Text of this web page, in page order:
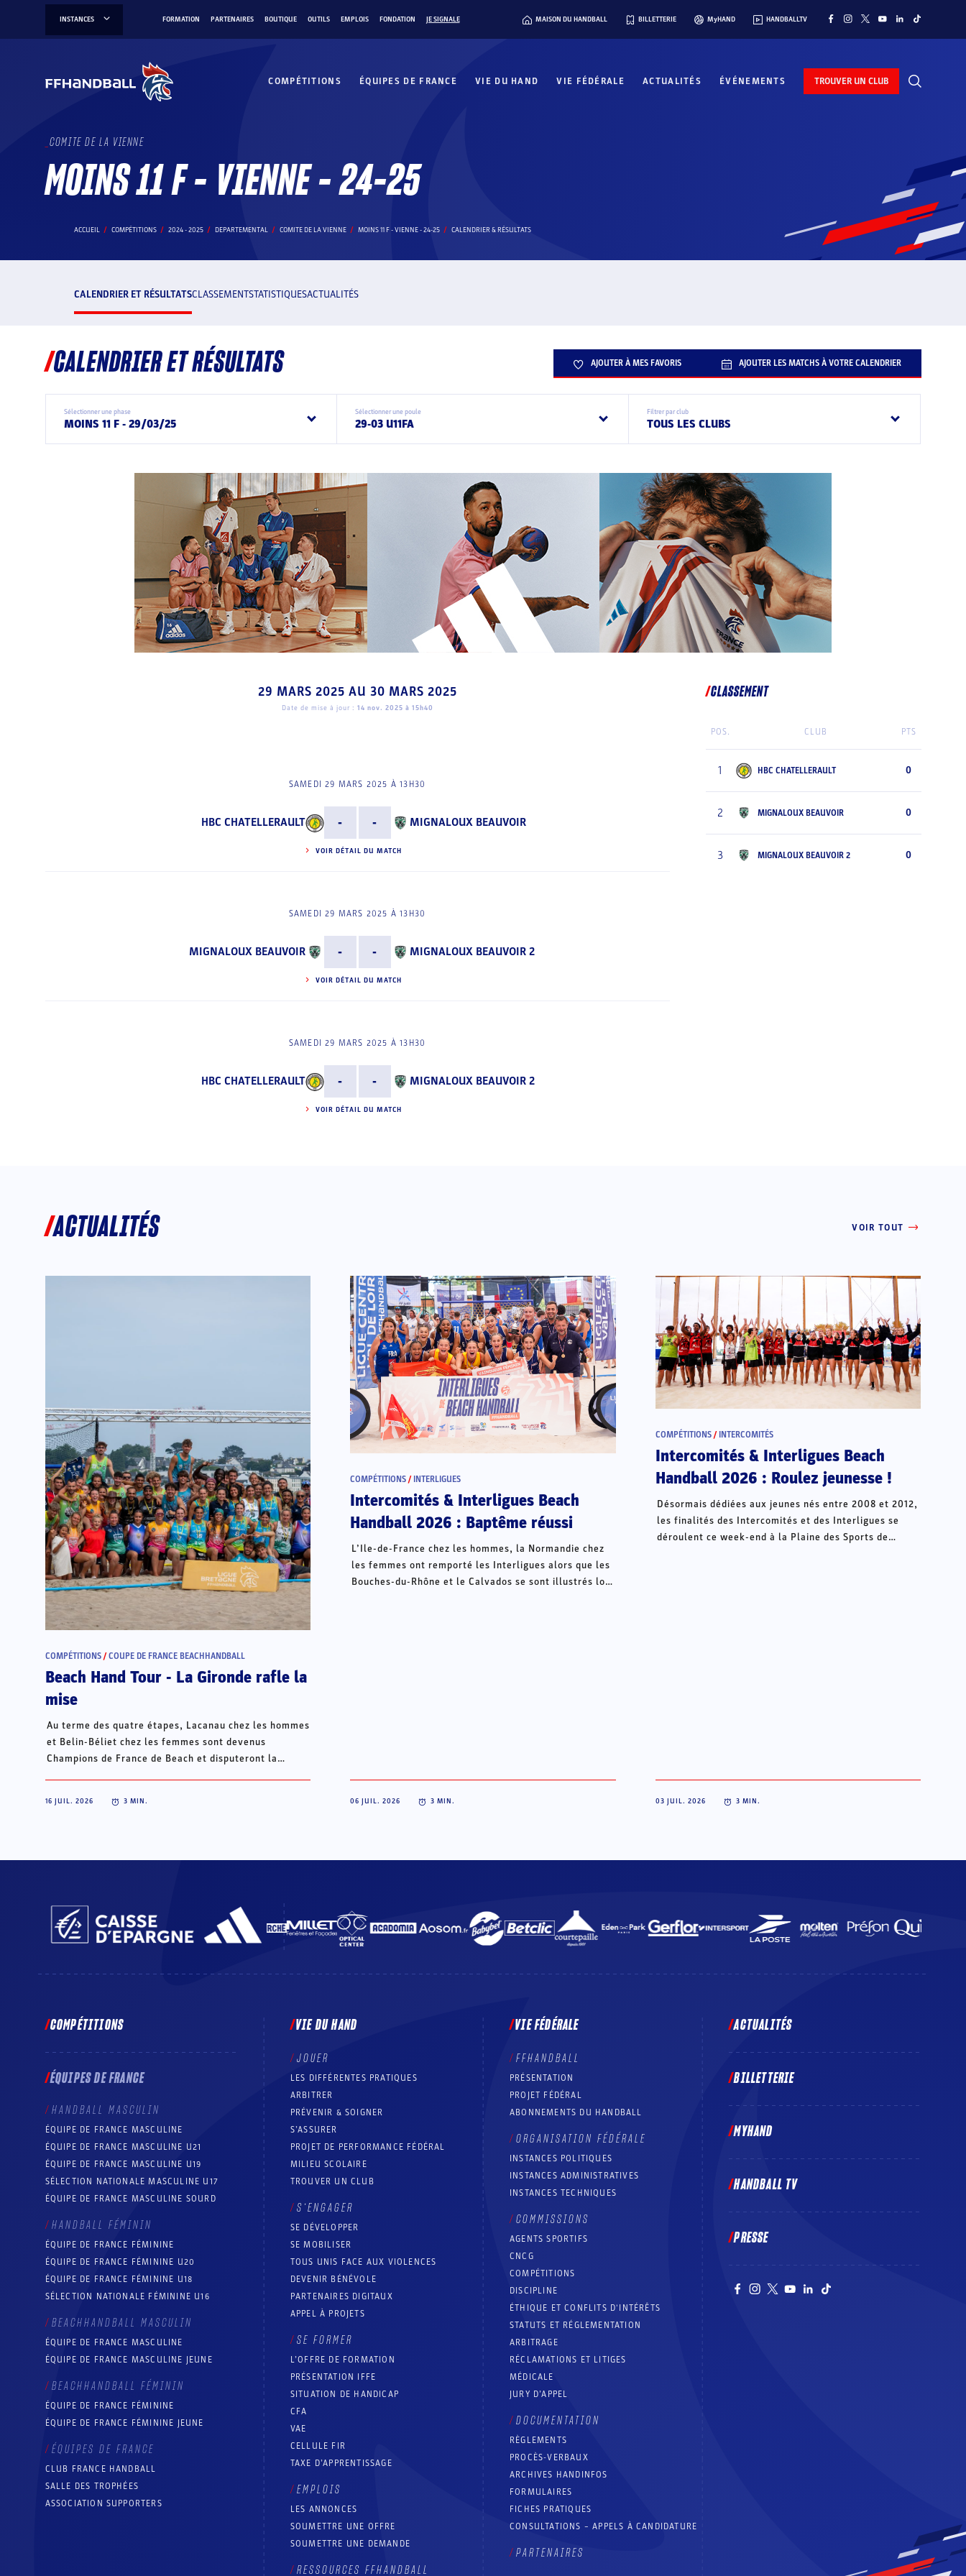
INSTANCES FORMATION PARTENAIRES BOUTIQUE OUTILS EMPLOIS FONDATION JE SIGNALE MAISON DU HANDBALL BILLETTERIE MyHAND HANDBALLTV
COMPÉTITIONS ÉQUIPES DE FRANCE VIE DU HAND VIE FÉDÉRALE ACTUALITÉS ÉVÉNEMENTS TROUVER UN CLUB
COMITE DE LA VIENNE
MOINS 11 F - VIENNE - 24-25
ACCUEIL COMPÉTITIONS 2024 - 2025 DEPARTEMENTAL COMITE DE LA VIENNE MOINS 11 F - VIENNE - 24-25 CALENDRIER & RÉSULTATS
CALENDRIER ET RÉSULTATSCLASSEMENTSTATISTIQUESACTUALITÉS
CALENDRIER ET RÉSULTATS AJOUTER À MES FAVORIS AJOUTER LES MATCHS À VOTRE CALENDRIER
Sélectionner une phase
MOINS 11 F - 29/03/25
Sélectionner une poule
29-03 U11FA
Filtrer par club
TOUS LES CLUBS
29 MARS 2025 AU 30 MARS 2025
Date de mise à jour : 14 nov. 2025 à 15h40
SAMEDI 29 MARS 2025 À 13H30
HBC CHATELLERAULT - - MIGNALOUX BEAUVOIR
VOIR DÉTAIL DU MATCH
SAMEDI 29 MARS 2025 À 13H30
MIGNALOUX BEAUVOIR - - MIGNALOUX BEAUVOIR 2
VOIR DÉTAIL DU MATCH
SAMEDI 29 MARS 2025 À 13H30
HBC CHATELLERAULT - - MIGNALOUX BEAUVOIR 2
VOIR DÉTAIL DU MATCH
CLASSEMENT
POS. CLUB PTS
1 HBC CHATELLERAULT 0
2 MIGNALOUX BEAUVOIR 0
3 MIGNALOUX BEAUVOIR 2 0
ACTUALITÉS VOIR TOUT
COMPÉTITIONS /COUPE DE FRANCE BEACHHANDBALL
Beach Hand Tour - La Gironde rafle la
mise
Au terme des quatre étapes, Lacanau chez les hommes
et Belin-Béliet chez les femmes sont devenus
Champions de France de Beach et disputeront la
16 JUIL. 2026 3 MIN.
COMPÉTITIONS / INTERLIGUES
Intercomités & Interligues Beach
Handball 2026 : Baptême réussi
L’Ile-de-France chez les hommes, la Normandie chez
les femmes ont remporté les Interligues alors que les
Bouches-du-Rhône et le Calvados se sont illustrés lors
06 JUIL. 2026 3 MIN.
COMPÉTITIONS / INTERCOMITÉS
Intercomités & Interligues Beach
Handball 2026 : Roulez jeunesse !
Désormais dédiées aux jeunes nés entre 2008 et 2012,
les finalités des Intercomités et des Interligues se
déroulent ce week-end à la Plaine des Sports de
03 JUIL. 2026 3 MIN.
COMPÉTITIONS
ÉQUIPES DE FRANCE
HANDBALL MASCULIN
ÉQUIPE DE FRANCE MASCULINE
ÉQUIPE DE FRANCE MASCULINE U21
ÉQUIPE DE FRANCE MASCULINE U19
SÉLECTION NATIONALE MASCULINE U17
ÉQUIPE DE FRANCE MASCULINE SOURD
HANDBALL FÉMININ
ÉQUIPE DE FRANCE FÉMININE
ÉQUIPE DE FRANCE FÉMININE U20
ÉQUIPE DE FRANCE FÉMININE U18
SÉLECTION NATIONALE FÉMININE U16
BEACHHANDBALL MASCULIN
ÉQUIPE DE FRANCE MASCULINE
ÉQUIPE DE FRANCE MASCULINE JEUNE
BEACHHANDBALL FÉMININ
ÉQUIPE DE FRANCE FÉMININE
ÉQUIPE DE FRANCE FÉMININE JEUNE
ÉQUIPES DE FRANCE
CLUB FRANCE HANDBALL
SALLE DES TROPHÉES
ASSOCIATION SUPPORTERS
VIE DU HAND
JOUER
LES DIFFÉRENTES PRATIQUES
ARBITRER
PRÉVENIR & SOIGNER
S’ASSURER
PROJET DE PERFORMANCE FÉDÉRAL
MILIEU SCOLAIRE
TROUVER UN CLUB
S’ENGAGER
SE DÉVELOPPER
SE MOBILISER
TOUS UNIS FACE AUX VIOLENCES
DEVENIR BÉNÉVOLE
PARTENAIRES DIGITAUX
APPEL À PROJETS
SE FORMER
L’OFFRE DE FORMATION
PRÉSENTATION IFFE
SITUATION DE HANDICAP
CFA
VAE
CELLULE FIR
TAXE D’APPRENTISSAGE
EMPLOIS
LES ANNONCES
SOUMETTRE UNE OFFRE
SOUMETTRE UNE DEMANDE
RESSOURCES FFHANDBALL
VIE FÉDÉRALE
FFHANDBALL
PRÉSENTATION
PROJET FÉDÉRAL
ABONNEMENTS DU HANDBALL
ORGANISATION FÉDÉRALE
INSTANCES POLITIQUES
INSTANCES ADMINISTRATIVES
INSTANCES TECHNIQUES
COMMISSIONS
AGENTS SPORTIFS
CNCG
COMPÉTITIONS
DISCIPLINE
ÉTHIQUE ET CONFLITS D'INTÉRÊTS
STATUTS ET RÉGLEMENTATION
ARBITRAGE
RÉCLAMATIONS ET LITIGES
MÉDICALE
JURY D’APPEL
DOCUMENTATION
RÈGLEMENTS
PROCÈS-VERBAUX
ARCHIVES HANDINFOS
FORMULAIRES
FICHES PRATIQUES
CONSULTATIONS – APPELS À CANDIDATURE
PARTENAIRES
ACTUALITÉS
BILLETTERIE
MYHAND
HANDBALL TV
PRESSE